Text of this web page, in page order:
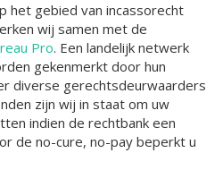
het gebied van incassorecht
wij samen met de
Pro. Een landelijk netwerk
gekenmerkt door hun
diverse gerechtsdeurwaarders
zijn wij in staat om uw
indien de rechtbank een
de no-cure, no-pay beperkt u